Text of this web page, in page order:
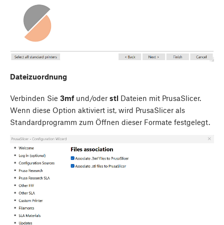
Dateizuordnung
Verbinden Sie 3mfund/oder stl Dateien mit PrusaSlicer.
Wenn diese Option aktiviert ist, wird PrusaSlicer als
Standardprogramm zum Öffnen dieser Formate festgelegt.